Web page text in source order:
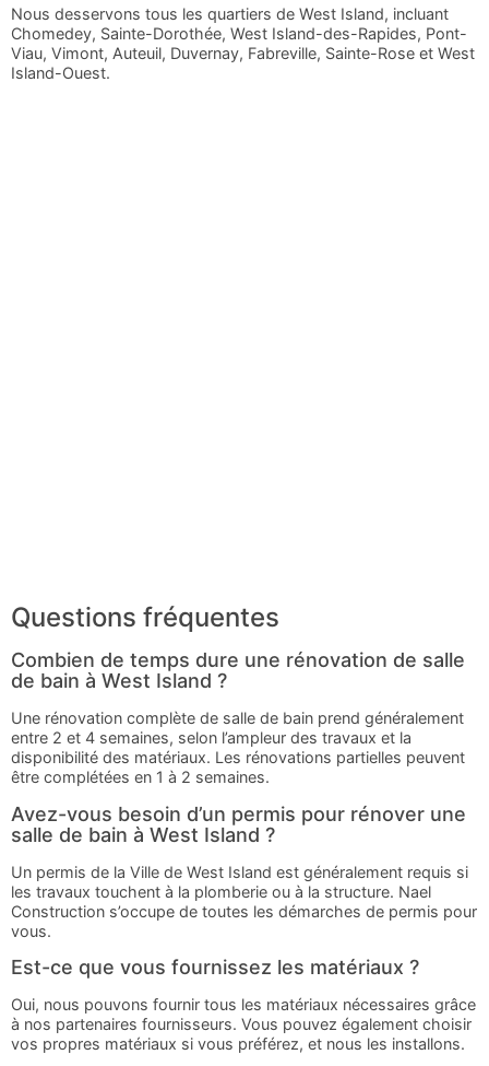
Nous desservons tous les quartiers de West Island, incluant
Chomedey, Sainte-Dorothée, West Island-des-Rapides, Pont-
Viau, Vimont, Auteuil, Duvernay, Fabreville, Sainte-Rose et West
Island-Ouest.
Questions fréquentes
Combien de temps dure une rénovation de salle
de bain à West Island ?
Une rénovation complète de salle de bain prend généralement
entre 2 et 4 semaines, selon l’ampleur des travaux et la
disponibilité des matériaux. Les rénovations partielles peuvent
être complétées en 1 à 2 semaines.
Avez-vous besoin d’un permis pour rénover une
salle de bain à West Island ?
Un permis de la Ville de West Island est généralement requis si
les travaux touchent à la plomberie ou à la structure. Nael
Construction s’occupe de toutes les démarches de permis pour
vous.
Est-ce que vous fournissez les matériaux ?
Oui, nous pouvons fournir tous les matériaux nécessaires grâce
à nos partenaires fournisseurs. Vous pouvez également choisir
vos propres matériaux si vous préférez, et nous les installons.